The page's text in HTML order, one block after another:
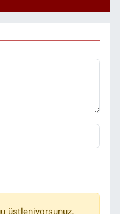
üstleniyorsunuz.